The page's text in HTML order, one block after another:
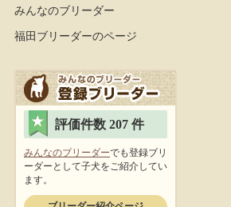
みんなのブリーダー
福田ブリーダーのページ